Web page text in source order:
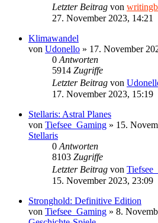
Letzter Beitrag von
27. November 2023, 14:21
Klimawandel
von Udonello » 17. November
0 Antworten
5914 Zugriffe
Letzter Beitrag von
17. November 2023, 15:19
Stellaris: Astral Planes
von Tiefsee_Gaming » 15.
Stellaris
0 Antworten
8103 Zugriffe
Letzter Beitrag von
15. November 2023, 23:09
Stronghold: Definitive Edition
von Tiefsee_Gaming » 8.